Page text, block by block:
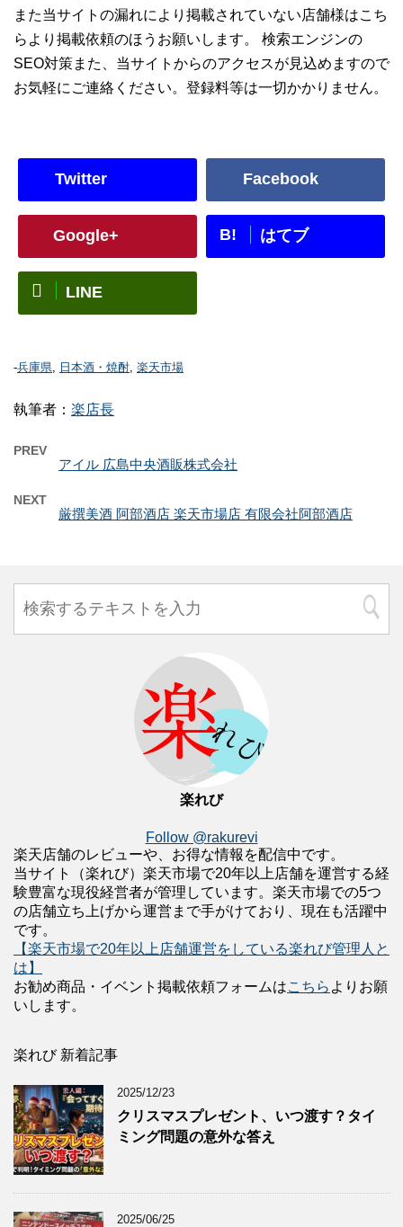
また当サイトの漏れにより掲載されていない店舗様はこち
らより掲載依頼のほうお願いします。 検索エンジンの
SEO対策また、当サイトからのアクセスが見込めますので
お気軽にご連絡ください。登録料等は一切かかりません。
Twitter Facebook
Google+ B! はてブ
LINE
-兵庫県, 日本酒・焼酎, 楽天市場
執筆者： 楽店長
PREV
アイル 広島中央酒販株式会社
NEXT
厳撰美酒 阿部酒店 楽天市場店 有限会社阿部酒店
楽れび
Follow @rakurevi
楽天店舗のレビューや、お得な情報を配信中です。
当サイト（楽れび）楽天市場で20年以上店舗を運営する経
験豊富な現役経営者が管理しています。楽天市場での5つ
の店舗立ち上げから運営まで手がけており、現在も活躍中
です。
【楽天市場で20年以上店舗運営をしている楽れび管理人と
は】
お勧め商品・イベント掲載依頼フォームはこちら よりお願
いします。
楽れび 新着記事
2025/12/23
クリスマスプレゼント、いつ渡す？タイ
ミング問題の意外な答え
2025/06/25